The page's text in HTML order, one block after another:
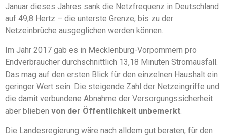
Januar dieses Jahres sank die Netzfrequenz in Deutschland
auf 49,8 Hertz – die unterste Grenze, bis zu der
Netzeinbrüche ausgeglichen werden können.
Im Jahr 2017 gab es in Mecklenburg-Vorpommern pro
Endverbraucher durchschnittlich 13,18 Minuten Stromausfall.
Das mag auf den ersten Blick für den einzelnen Haushalt ein
geringer Wert sein. Die steigende Zahl der Netzeingriffe und
die damit verbundene Abnahme der Versorgungssicherheit
aber blieben von der Öffentlichkeit unbemerkt.
Die Landesregierung wäre nach alldem gut beraten, für den